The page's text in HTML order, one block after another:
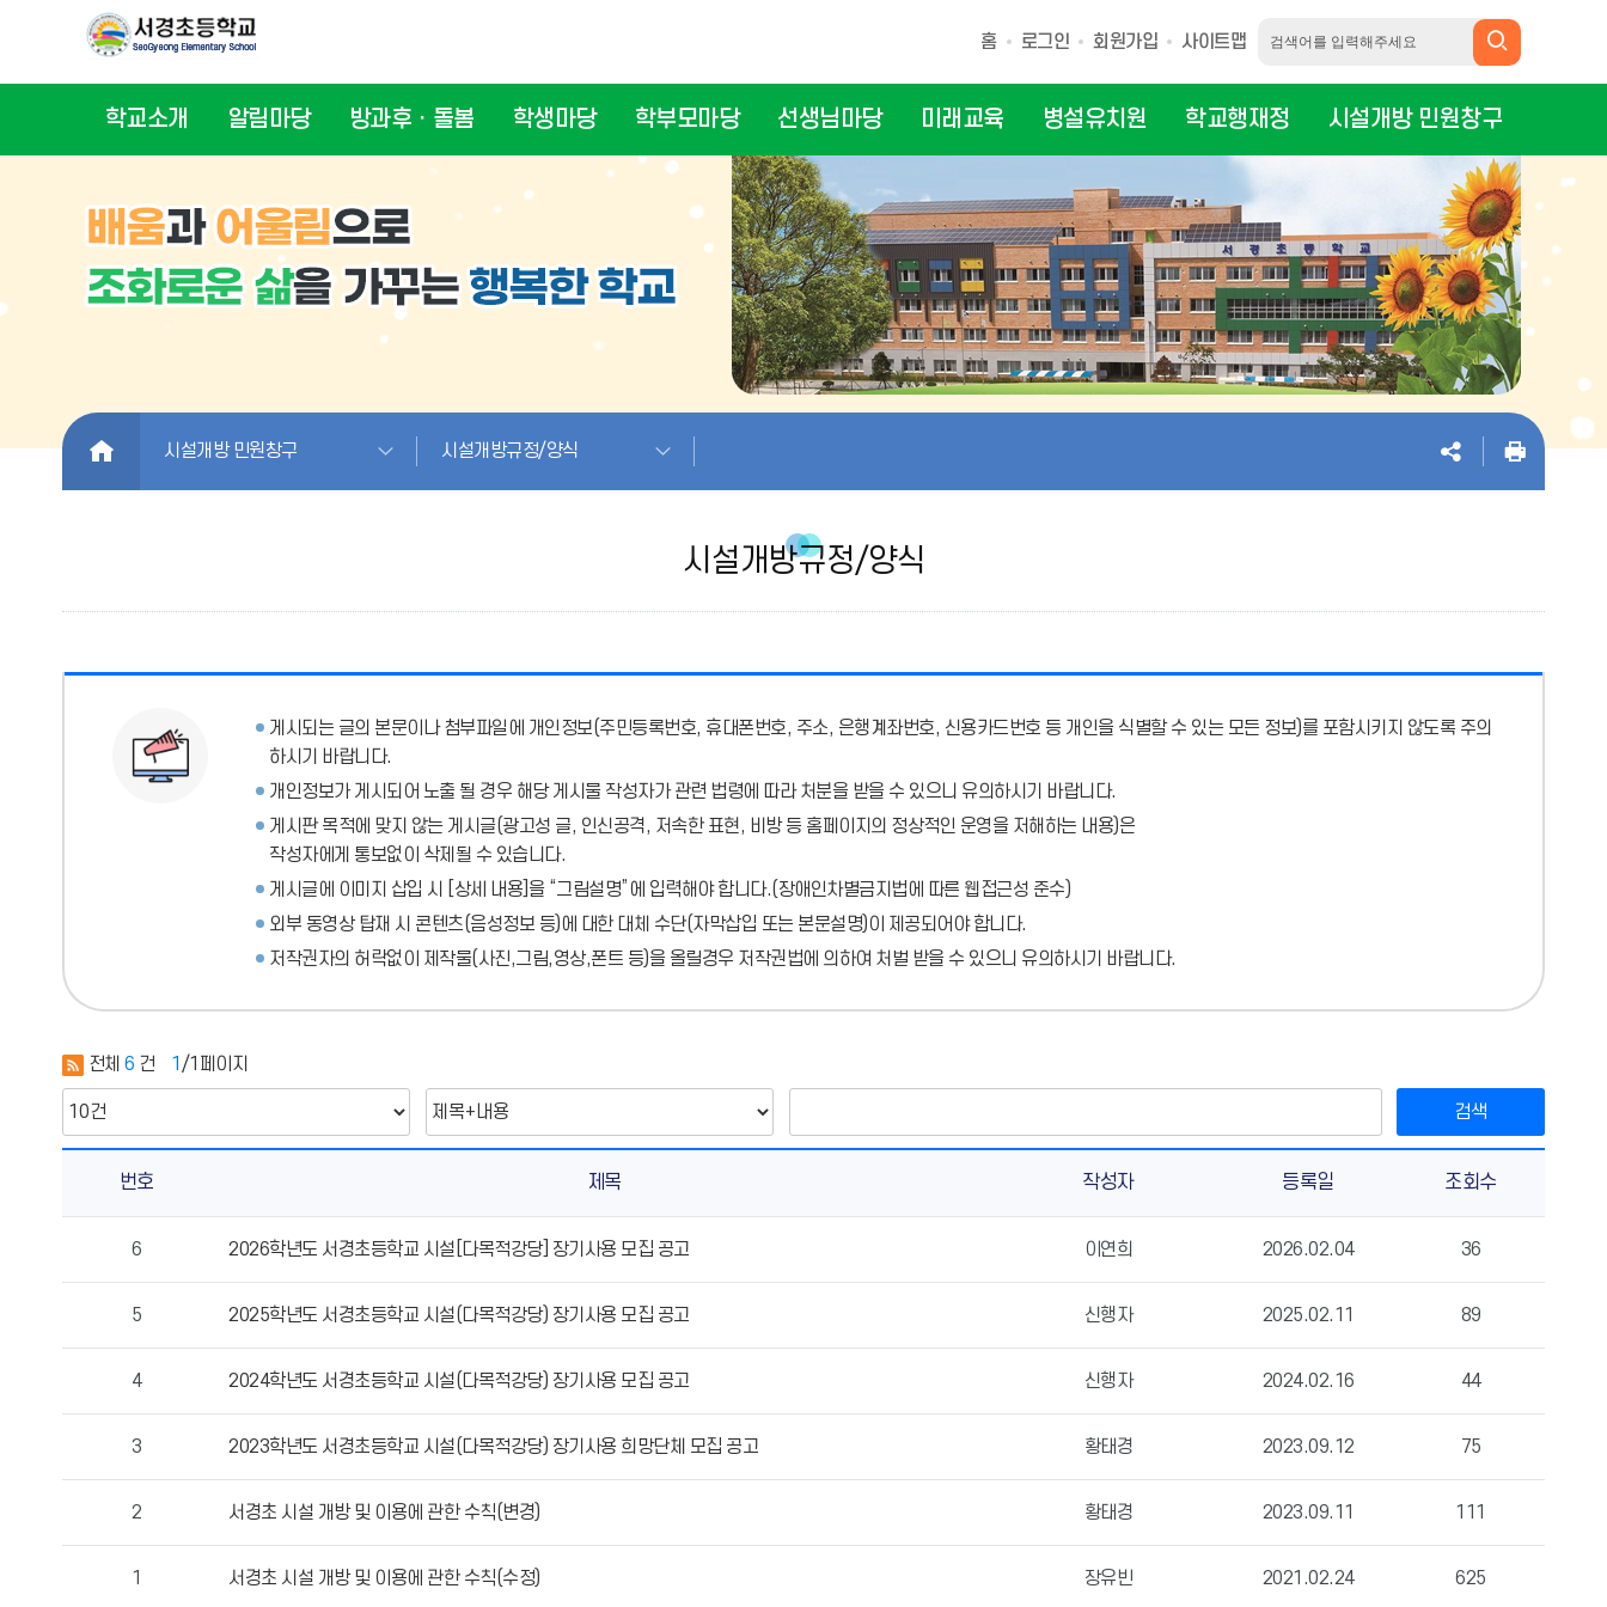
홈 로그인 회원가입 사이트맵
학교소개 알림마당 방과후ㆍ돌봄 학생마당 학부모마당 선생님마당 미래교육 병설유치원 학교행재정 시설개방 민원창구
HOME 시설개방 민원창구 시설개방규정/양식
시설개방규정/양식
게시되는 글의 본문이나 첨부파일에 개인정보(주민등록번호, 휴대폰번호, 주소, 은행계좌번호, 신용카드번호 등 개인을 식별할 수 있는 모든 정보)를 포함시키지 않도록 주의
하시기 바랍니다.
개인정보가 게시되어 노출 될 경우 해당 게시물 작성자가 관련 법령에 따라 처분을 받을 수 있으니 유의하시기 바랍니다.
게시판 목적에 맞지 않는 게시글(광고성 글, 인신공격, 저속한 표현, 비방 등 홈페이지의 정상적인 운영을 저해하는 내용)은
작성자에게 통보없이 삭제될 수 있습니다.
게시글에 이미지 삽입 시 [상세 내용]을 “그림설명”에 입력해야 합니다.(장애인차별금지법에 따른 웹접근성 준수)
외부 동영상 탑재 시 콘텐츠(음성정보 등)에 대한 대체 수단(자막삽입 또는 본문설명)이 제공되어야 합니다.
저작권자의 허락없이 제작물(사진,그림,영상,폰트 등)을 올릴경우 저작권법에 의하여 처벌 받을 수 있으니 유의하시기 바랍니다.
전체 6 건 1 /1페이지
검색
개
규
물
번호 제목 작성자 등록일 조회수
6 2026학년도 서경초등학교 시설[다목적강당] 장기사용 모집 공고 이연희 2026.02.04 36
5 2025학년도 서경초등학교 시설(다목적강당) 장기사용 모집 공고 신행자 2025.02.11 89
4 2024학년도 서경초등학교 시설(다목적강당) 장기사용 모집 공고 신행자 2024.02.16 44
3 2023학년도 서경초등학교 시설(다목적강당) 장기사용 희망단체 모집 공고 황태경 2023.09.12 75
2 서경초 시설 개방 및 이용에 관한 수칙(변경) 황태경 2023.09.11 111
1 서경초 시설 개방 및 이용에 관한 수칙(수정) 장유빈 2021.02.24 625